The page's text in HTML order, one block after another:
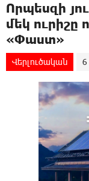
Որպեսզի
մեկ ուրիշը
«Փաստ»
Վերլուծական 6